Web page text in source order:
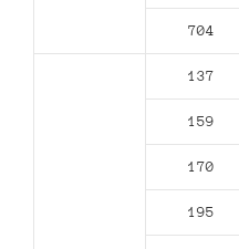
704
137
159
170
195